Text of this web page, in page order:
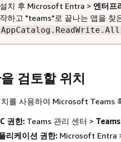
설치 후 Microsoft Entra > 엔터프
작하고 "teams"로 끝나는 앱을 찾
AppCatalog.ReadWrite.All
검토할 위치
를 사용하여 Microsoft Teams
권한: Teams 관리 센터 >
리케이션 권한: Microsoft Entra